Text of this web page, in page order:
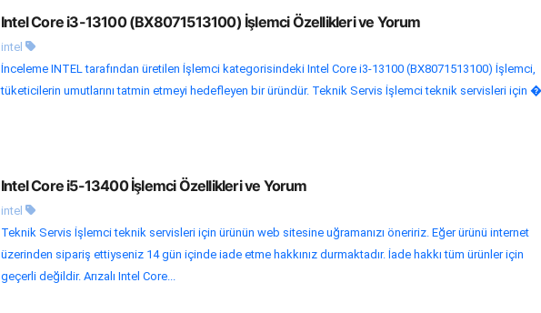
Intel Core i3-13100 (BX8071513100) İşlemci Özellikleri ve Yorum
intel
İnceleme INTEL tarafından üretilen İşlemci kategorisindeki Intel Core i3-13100 (BX8071513100) İşlemci,
tüketicilerin umutlarını tatmin etmeyi hedefleyen bir üründür. Teknik Servis İşlemci teknik servisleri için
Intel Core i5-13400 İşlemci Özellikleri ve Yorum
intel
Teknik Servis İşlemci teknik servisleri için ürünün web sitesine uğramanızı öneririz. Eğer ürünü internet
üzerinden sipariş ettiyseniz 14 gün içinde iade etme hakkınız durmaktadır. İade hakkı tüm ürünler için
geçerli değildir. Arızalı Intel Core...